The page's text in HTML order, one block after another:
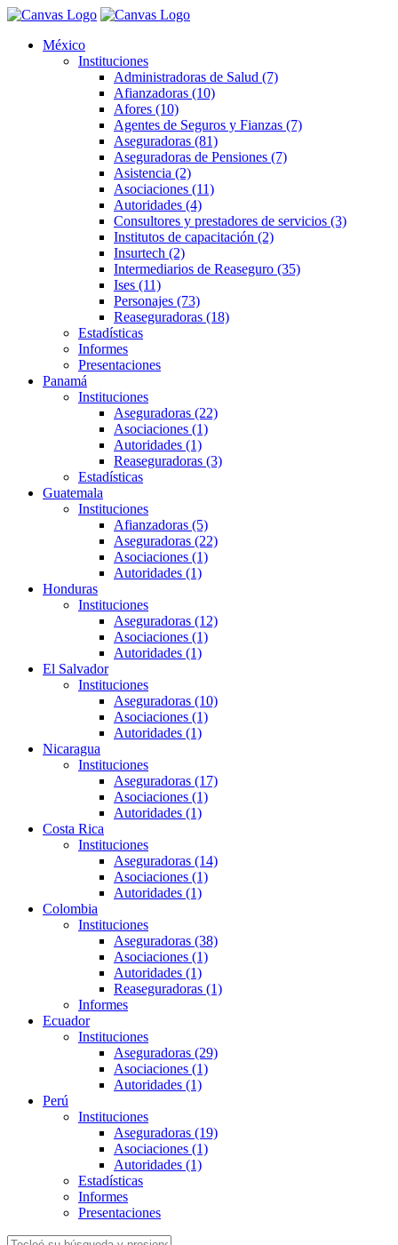
México
Instituciones
Administradoras de Salud (7)
Afianzadoras (10)
Afores (10)
Agentes de Seguros y Fianzas (7)
Aseguradoras (81)
Aseguradoras de Pensiones (7)
Asistencia (2)
Asociaciones (11)
Autoridades (4)
Consultores y prestadores de servicios (3)
Institutos de capacitación (2)
Insurtech (2)
Intermediarios de Reaseguro (35)
Ises (11)
Personajes (73)
Reaseguradoras (18)
Estadísticas
Informes
Presentaciones
Panamá
Instituciones
Aseguradoras (22)
Asociaciones (1)
Autoridades (1)
Reaseguradoras (3)
Estadísticas
Guatemala
Instituciones
Afianzadoras (5)
Aseguradoras (22)
Asociaciones (1)
Autoridades (1)
Honduras
Instituciones
Aseguradoras (12)
Asociaciones (1)
Autoridades (1)
El Salvador
Instituciones
Aseguradoras (10)
Asociaciones (1)
Autoridades (1)
Nicaragua
Instituciones
Aseguradoras (17)
Asociaciones (1)
Autoridades (1)
Costa Rica
Instituciones
Aseguradoras (14)
Asociaciones (1)
Autoridades (1)
Colombia
Instituciones
Aseguradoras (38)
Asociaciones (1)
Autoridades (1)
Reaseguradoras (1)
Informes
Ecuador
Instituciones
Aseguradoras (29)
Asociaciones (1)
Autoridades (1)
Perú
Instituciones
Aseguradoras (19)
Asociaciones (1)
Autoridades (1)
Estadísticas
Informes
Presentaciones